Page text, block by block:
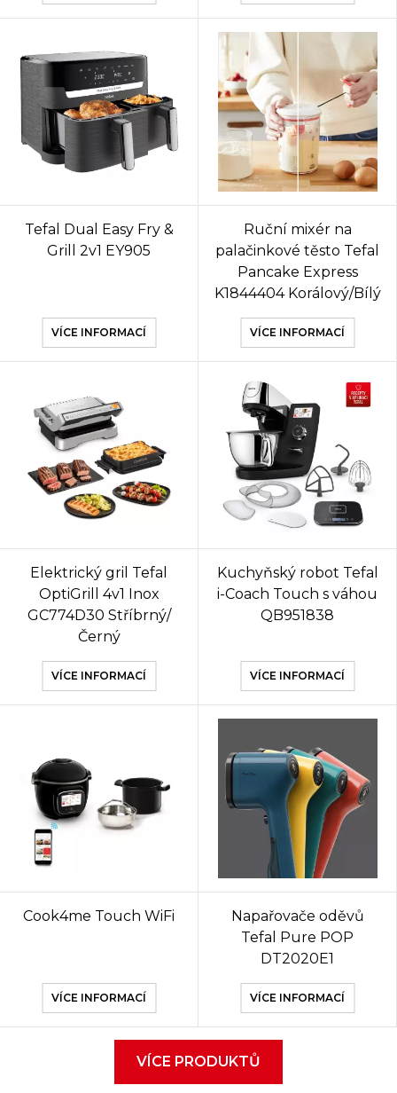
Tefal Dual Easy Fry &
Grill 2v1 EY905
VÍCE INFORMACÍ
Ruční mixér na
palačinkové těsto Tefal
Pancake Express
K1844404 Korálový/Bílý
VÍCE INFORMACÍ
Elektrický gril Tefal
OptiGrill 4v1 Inox
GC774D30 Stříbrný/
Černý
VÍCE INFORMACÍ
Kuchyňský robot Tefal
i-Coach Touch s váhou
QB951838
VÍCE INFORMACÍ
Cook4me Touch WiFi
VÍCE INFORMACÍ
Napařovače oděvů
Tefal Pure POP
DT2020E1
VÍCE INFORMACÍ
VÍCE PRODUKTŮ